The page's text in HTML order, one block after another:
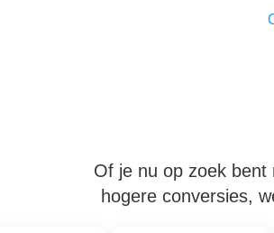
Of je nu op zoek
hogere conversies,